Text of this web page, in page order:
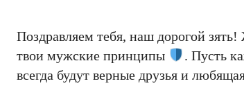
Поздравляем тебя, наш дорогой
твои мужские принципы
. Пусть
всегда будут верные друзья и